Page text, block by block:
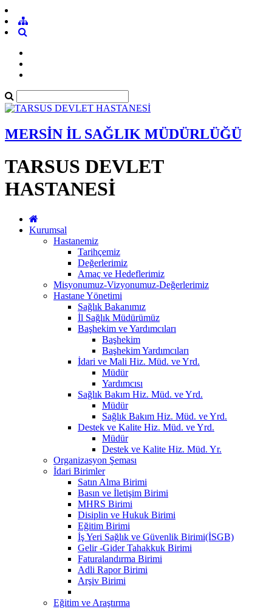
MERSİN İL SAĞLIK MÜDÜRLÜĞÜ
TARSUS DEVLET
HASTANESİ
Kurumsal
Hastanemiz
Tarihçemiz
Değerlerimiz
Amaç ve Hedeflerimiz
Misyonumuz-Vizyonumuz-Değerlerimiz
Hastane Yönetimi
Sağlık Bakanımız
İl Sağlık Müdürümüz
Başhekim ve Yardımcıları
Başhekim
Başhekim Yardımcıları
İdari ve Mali Hiz. Müd. ve Yrd.
Müdür
Yardımcısı
Sağlık Bakım Hiz. Müd. ve Yrd.
Müdür
Sağlık Bakım Hiz. Müd. ve Yrd.
Destek ve Kalite Hiz. Müd. ve Yrd.
Müdür
Destek ve Kalite Hiz. Müd. Yr.
Organizasyon Şeması
İdari Birimler
Satın Alma Birimi
Basın ve İletişim Birimi
MHRS Birimi
Disiplin ve Hukuk Birimi
Eğitim Birimi
İş Yeri Sağlık ve Güvenlik Birimi(İSGB)
Gelir -Gider Tahakkuk Birimi
Faturalandırma Birimi
Adli Rapor Birimi
Arşiv Birimi
Eğitim ve Araştırma